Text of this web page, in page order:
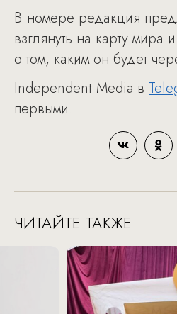
В номере редакция
взглянуть на карту мира
о том, каким он будет
Independent Media в
первыми.​
ЧИТАЙТЕ ТАКЖЕ